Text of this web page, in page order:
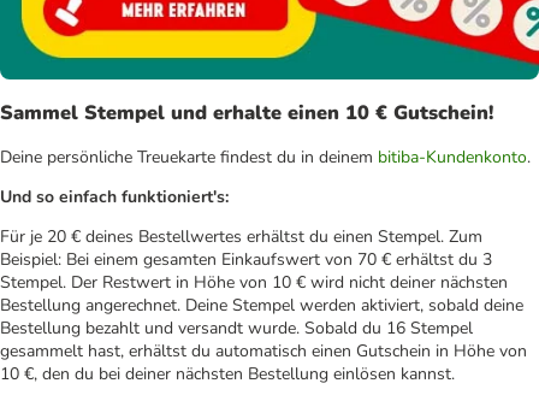
Sammel Stempel und erhalte einen 10 € Gutschein!
Deine persönliche Treuekarte findest du in deinem bitiba-Kundenkonto.
Und so einfach funktioniert's:
Für je 20 € deines Bestellwertes erhältst du einen Stempel. Zum
Beispiel: Bei einem gesamten Einkaufswert von 70 € erhältst du 3
Stempel. Der Restwert in Höhe von 10 € wird nicht deiner nächsten
Bestellung angerechnet. Deine Stempel werden aktiviert, sobald deine
Bestellung bezahlt und versandt wurde. Sobald du 16 Stempel
gesammelt hast, erhältst du automatisch einen Gutschein in Höhe von
10 €, den du bei deiner nächsten Bestellung einlösen kannst.